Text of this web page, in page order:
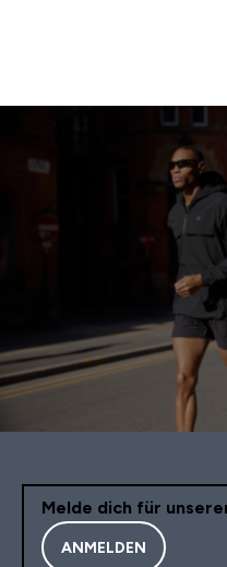
Melde dich für
ANMELDEN